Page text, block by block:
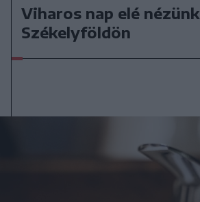
Viharos nap elé nézünk
Székelyföldön